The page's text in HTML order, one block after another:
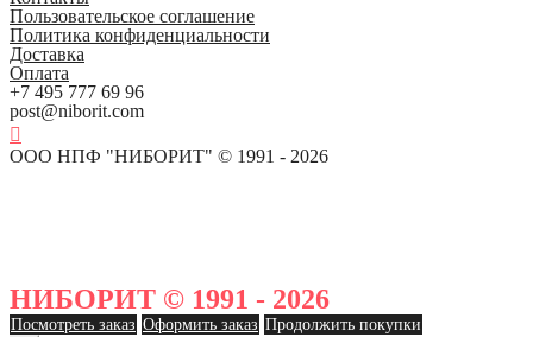
Пользовательское соглашение
Политика конфиденциальности
Доставка
Оплата
+7 495 777 69 96
post@niborit.com
ООО НПФ "НИБОРИТ" © 1991 - 2026
НИБОРИТ © 1991 - 2026
Посмотреть заказ Оформить заказ Продолжить покупки